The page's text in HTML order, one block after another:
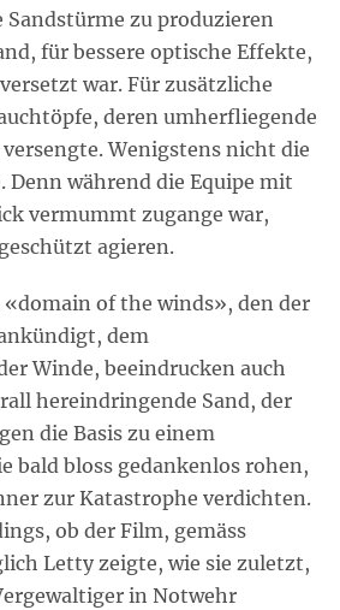
zu produzieren
für bessere optische Effekte,
war. Für zusätzliche
deren umherfliegende
Wenigstens nicht die
Denn während die Equipe mit
vermummt zugange war,
agieren.
«domain of the winds», den der
dem
Winde, beeindrucken auch
hereindringende Sand, der
die Basis zu einem
bald bloss gedankenlos rohen,
zur Katastrophe verdichten.
ob der Film, gemäss
Letty zeigte, wie sie zuletzt,
in Notwehr